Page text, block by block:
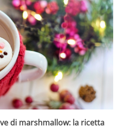
di marshmallow: la ricetta